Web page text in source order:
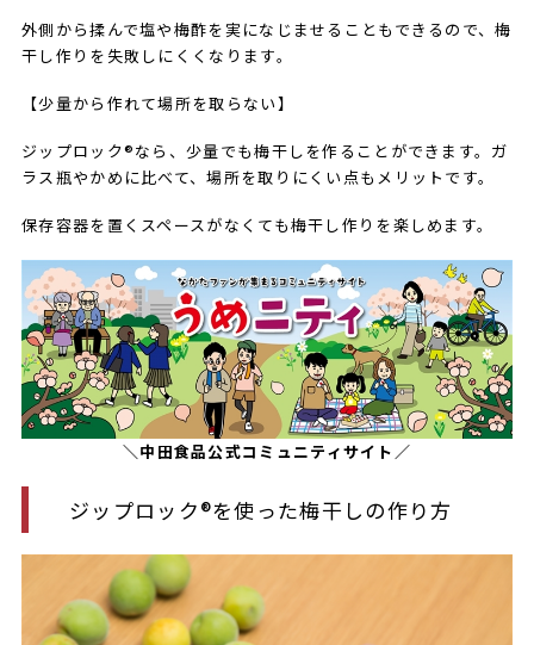
外側から揉んで塩や梅酢を実になじませることもできるので、梅
干し作りを失敗しにくくなります。
【少量から作れて場所を取らない】
ジップロック®なら、少量でも梅干しを作ることができます。ガ
ラス瓶やかめに比べて、場所を取りにくい点もメリットです。
保存容器を置くスペースがなくても梅干し作りを楽しめます。
＼中田食品公式コミュニティサイト／
ジップロック®を使った梅干しの作り方